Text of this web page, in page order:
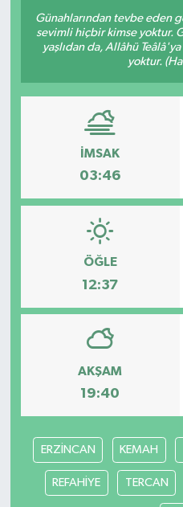
Günahlarından tevbe eden
sevimli hiçbir kimse yoktur.
yaşlıdan da, Allâhü
yoktur.
İMSAK
03:46
ÖĞLE
12:37
AKŞAM
19:40
ERZİNCAN KEMAH
REFAHİYE TERCAN
OTO DETAY
SON DAKİKA